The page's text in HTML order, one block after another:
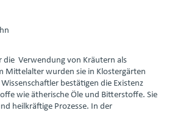
die Verwendung von Kräutern als
Mittelalter wurden sie in Klostergärten
bestätigen die Existenz
wie ätherische Öle und Bitterstoffe. Sie
heilkräftige Prozesse. In der